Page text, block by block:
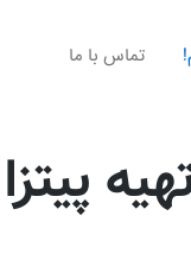
تماس با ما